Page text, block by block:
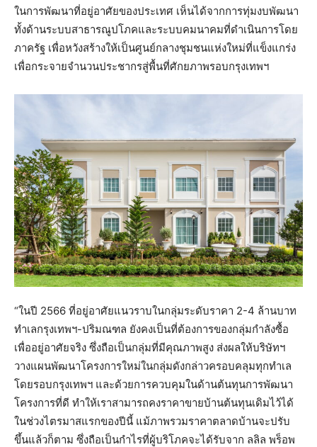
ในการพัฒนาที่อยู่อาศัยของประเทศ เห็นได้จากการทุ่มงบพัฒนา
ทั้งด้านระบบสาธารณูปโภคและระบบคมนาคมที่ดำเนินการโดย
ภาครัฐ เพื่อหวังสร้างให้เป็นศูนย์กลางชุมชนแห่งใหม่ที่แข็งแกร่ง
เพื่อกระจายจำนวนประชากรสู่พื้นที่ศักยภาพรอบกรุงเทพฯ
“ในปี 2566 ที่อยู่อาศัยแนวราบในกลุ่มระดับราคา 2-4 ล้านบาท
ทำเลกรุงเทพฯ-ปริมณฑล ยังคงเป็นที่ต้องการของกลุ่มกำลังซื้อ
เพื่ออยู่อาศัยจริง ซึ่งถือเป็นกลุ่มที่มีคุณภาพสูง ส่งผลให้บริษัทฯ
วางแผนพัฒนาโครงการใหม่ในกลุ่มดังกล่าวครอบคลุมทุกทำเล
โดยรอบกรุงเทพฯ และด้วยการควบคุมในด้านต้นทุนการพัฒนา
โครงการที่ดี ทำให้เราสามารถคงราคาขายบ้านต้นทุนเดิมไว้ได้
ในช่วงไตรมาสแรกของปีนี้ แม้ภาพรวมราคาตลาดบ้านจะปรับ
ขึ้นแล้วก็ตาม ซึ่งถือเป็นกำไรที่ผู้บริโภคจะได้รับจาก ลลิล พร็อพ